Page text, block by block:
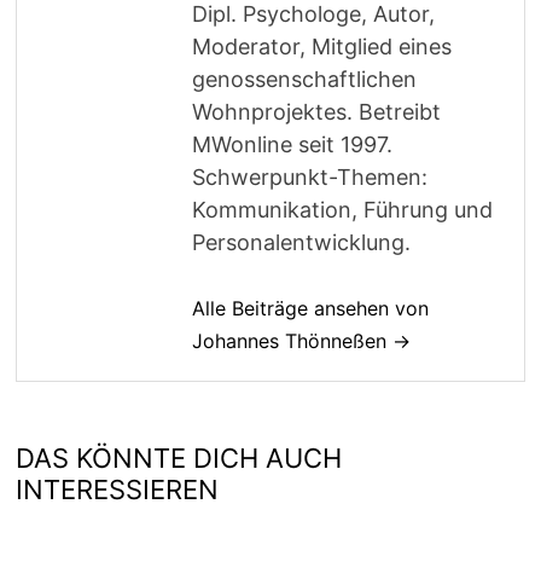
Dipl. Psychologe, Autor,
Moderator, Mitglied eines
genossenschaftlichen
Wohnprojektes. Betreibt
MWonline seit 1997.
Schwerpunkt-Themen:
Kommunikation, Führung und
Personalentwicklung.
Alle Beiträge ansehen von
Johannes Thönneßen →
DAS KÖNNTE DICH AUCH
INTERESSIEREN